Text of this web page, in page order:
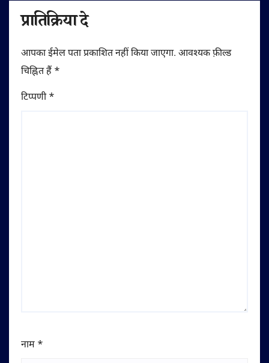
प्रातिक्रिया दे
आपका ईमेल पता प्रकाशित नहीं किया जाएगा. आवश्यक फ़ील्ड
चिह्नित हैं *
टिप्पणी*
नाम *